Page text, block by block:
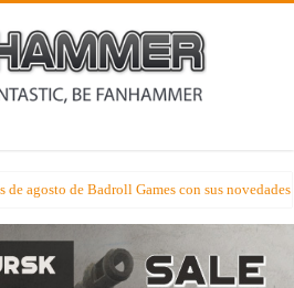
agosto de Badroll Games con sus